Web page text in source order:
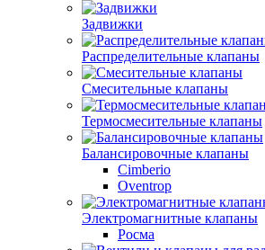
Задвижки
Распределительные клапаны
Cмесительные клапаны
Термосмесительные клапаны
Балансировочные клапаны
Cimberio
Oventrop
Электромагнитные клапаны
Росма